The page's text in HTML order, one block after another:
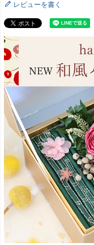
レビューを書く